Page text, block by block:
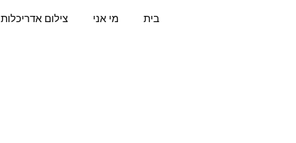
צילום אדריכלות מי אני בית